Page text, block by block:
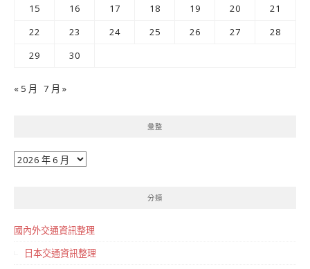
15
16 17 18 19 20
21
22
23 24 25 26 27
28
29
30
« 5 月 7 月 »
彙整
彙
分類
國內外交通資訊整理
日本交通資訊整理